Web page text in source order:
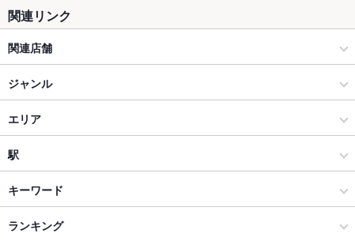
掘りごたつ なし
カウンター なし
ソファー なし
貸切
設備
関連リンク
関連店舗
一軒家イタリアン ELSA （エルザ）新宿本店
かっぺ亭
ジャンル
中華
中華全般
新宿 × 中華
新宿 × 中華全般
エリア
新宿三丁目
新宿三丁目 × 中華
新宿三丁目 × 中華全般
駅
新宿駅
新宿三丁目駅
キーワード
からあげ
ランキング